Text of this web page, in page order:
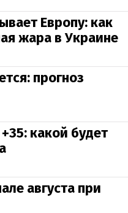
Европу: как
жара в Украине
прогноз
какой будет
августа при